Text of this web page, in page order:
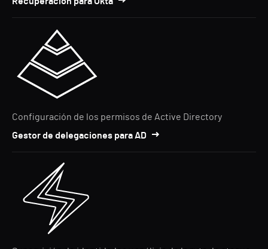
Configuración de los permisos de Active Directory
Gestor de delegaciones para AD